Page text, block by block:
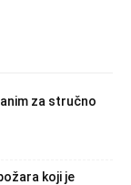
za stručno
koji je